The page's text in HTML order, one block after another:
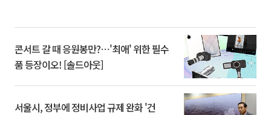
콘서트 갈 때 응원봉만?⋯'최애' 위한 필수
품 등장이오! [솔드아웃]
서울시, 정부에 정비사업 규제 완화 '건